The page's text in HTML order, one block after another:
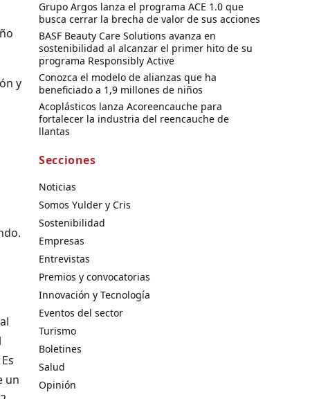
y
un
Grupo Argos lanza el programa ACE 1.0 que
busca cerrar la brecha de valor de sus acciones
BASF Beauty Care Solutions avanza en
sostenibilidad al alcanzar el primer hito de su
programa Responsibly Active
Conozca el modelo de alianzas que ha
beneficiado a 1,9 millones de niños
Acoplásticos lanza Acoreencauche para
fortalecer la industria del reencauche de
llantas
Secciones
Noticias
Somos Yulder y Cris
Sostenibilidad
Empresas
Entrevistas
Premios y convocatorias
Innovación y Tecnología
Eventos del sector
Turismo
Boletines
Salud
Opinión